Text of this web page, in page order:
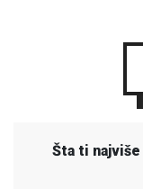
Šta ti